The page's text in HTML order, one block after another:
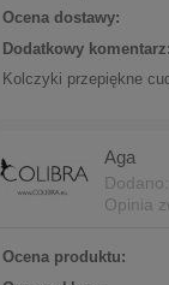
Ocena dostawy:
Dodatkowy komentarz:
Kolczyki przepiękne
Aga
Opinia
Ocena produktu: